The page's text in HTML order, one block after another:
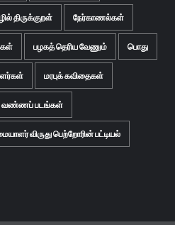
திருக்குறள் நேர்காணல்கள்
பழகத் தெரிய வேணும் பொது
மரபுக் கவிதைகள்
வண்ணப் படங்கள்
விருது பெற்றோரின் பட்டியல்